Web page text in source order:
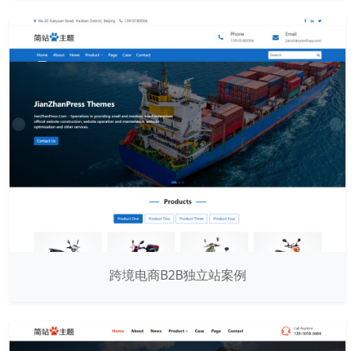
跨境电商B2B独立站案例